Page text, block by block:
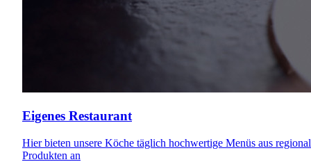
Eigenes Restaurant
Hier bieten unsere Köche täglich hochwertige Menüs aus
Produkten an